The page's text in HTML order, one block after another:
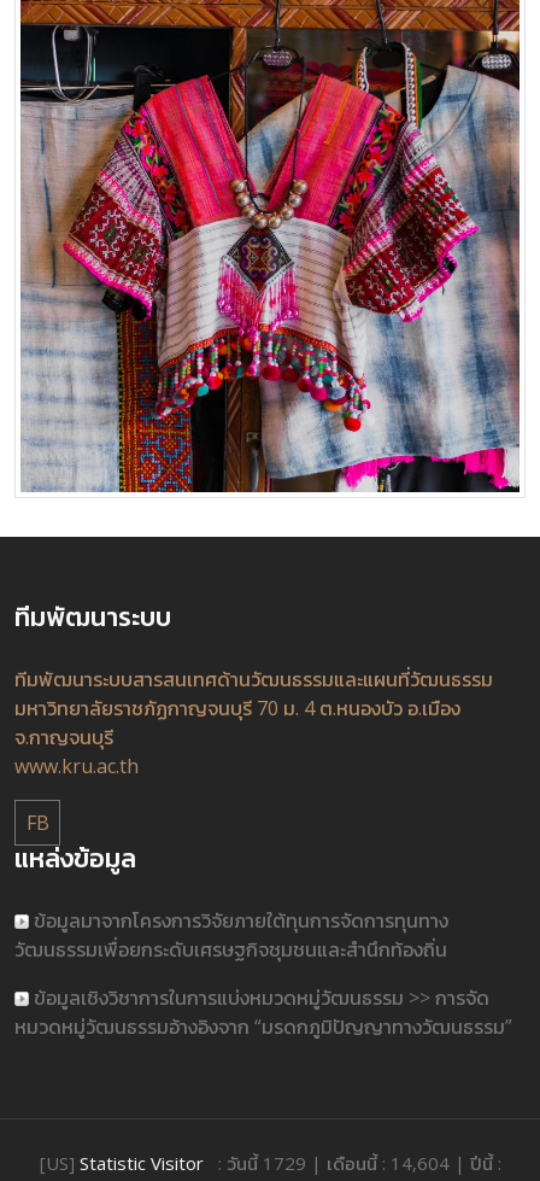
ทีมพัฒนาระบบ
ทีมพัฒนาระบบสารสนเทศด้านวัฒนธรรมและแผนที่วัฒนธรรม
มหาวิทยาลัยราชภัฏกาญจนบุรี 70 ม. 4 ต.หนองบัว อ.เมือง
จ.กาญจนบุรี
www.kru.ac.th
FB
แหล่งข้อมูล
ข้อมูลมาจากโครงการวิจัยภายใต้ทุนการจัดการทุนทาง
วัฒนธรรมเพื่อยกระดับเศรษฐกิจชุมชนและสำนึกท้องถิ่น
ข้อมูลเชิงวิชาการในการแบ่งหมวดหมู่วัฒนธรรม >> การจัด
หมวดหมู่วัฒนธรรมอ้างอิงจาก “มรดกภูมิปัญญาทางวัฒนธรรม”
[US] Statistic Visitor: วันนี้ 1729 | เดือนนี้ : 14,604 | ปีนี้ :